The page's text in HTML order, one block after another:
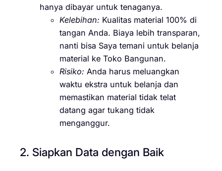
hanya dibayar untuk tenaganya.
Kelebihan: Kualitas material 100% di
tangan Anda. Biaya lebih transparan,
nanti bisa Saya temani untuk belanja
material ke Toko Bangunan.
Risiko: Anda harus meluangkan
waktu ekstra untuk belanja dan
memastikan material tidak telat
datang agar tukang tidak
menganggur.
2. Siapkan Data dengan Baik